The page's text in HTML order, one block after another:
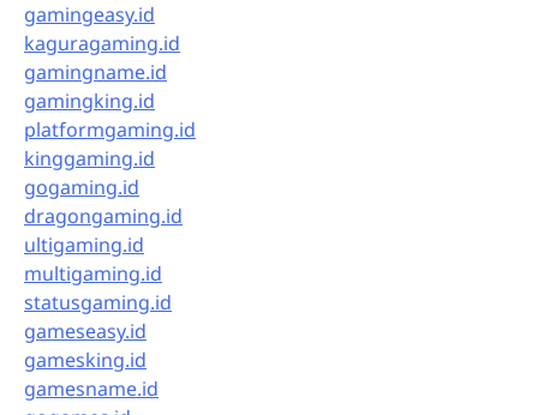
gamingeasy.id
kaguragaming.id
gamingname.id
gamingking.id
platformgaming.id
kinggaming.id
gogaming.id
dragongaming.id
ultigaming.id
multigaming.id
statusgaming.id
gameseasy.id
gamesking.id
gamesname.id